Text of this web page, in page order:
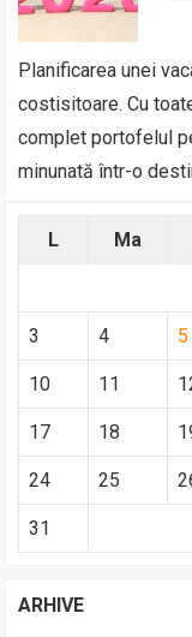
Planificarea unei
costisitoare. Cu
complet portofelul
minunată într-o
L Ma
3 4 5
10 11
17 18
24 25
31
ARHIVE